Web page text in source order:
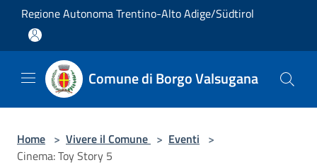
Salta al contenuto principale
Regione Autonoma Trentino-Alto Adige/Südtirol
Comune di Borgo Valsugana
Home > Vivere il Comune > Eventi >
Cinema: Toy Story 5